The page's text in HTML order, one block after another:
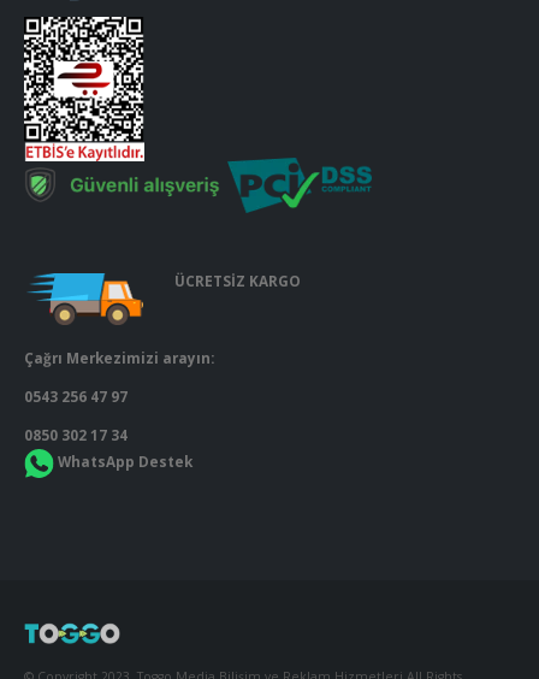
ÜCRETSİZ KARGO
Çağrı Merkezimizi arayın:
0543 256 47 97
0850 302 17 34
WhatsApp Destek